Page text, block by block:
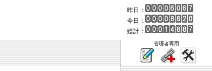
昨日：
今日：
総計：
管理者専用